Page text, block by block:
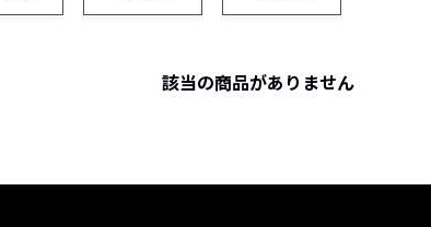
ウィークリーコーデ
該当の商品がありません